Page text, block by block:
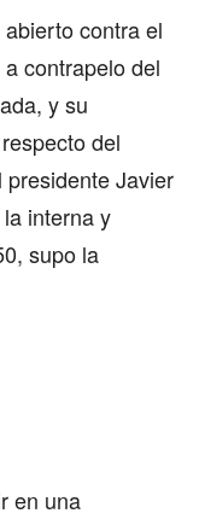
contra el
contrapelo del
y su
del
Javier
interna y
supo la
en una